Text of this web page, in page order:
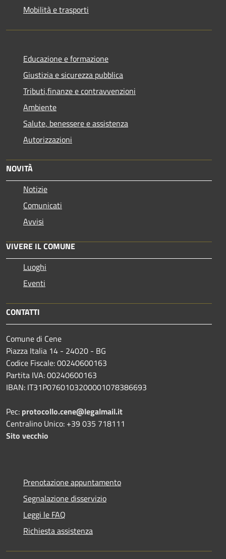
Mobilità e trasporti
Educazione e formazione
Giustizia e sicurezza pubblica
Tributi,finanze e contravvenzioni
Ambiente
Salute, benessere e assistenza
Autorizzazioni
NOVITÀ
Notizie
Comunicati
Avvisi
VIVERE IL COMUNE
Luoghi
Eventi
CONTATTI
Comune di Cene
Piazza Italia 14 - 24020 - BG
Codice Fiscale: 00240600163
Partita IVA: 00240600163
IBAN: IT31P0760103200001078386693
Pec: protocollo.cene@legalmail.it
Centralino Unico: +39 035 718111
Sito vecchio
Prenotazione appuntamento
Segnalazione disservizio
Leggi le FAQ
Richiesta assistenza